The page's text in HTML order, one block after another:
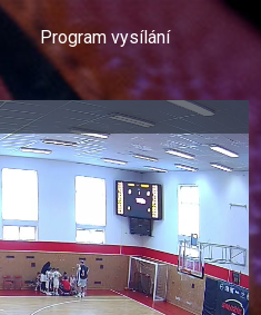
Program vysílání